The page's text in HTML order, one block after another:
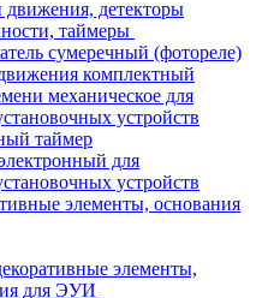
движения, детекторы
таймеры
сумеречный (фотореле)
комплектный
механическое для
устройств
таймер
для
устройств
элементы, основания
элементы,
для ЭУИ